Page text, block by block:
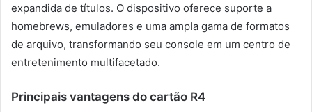
expandida de títulos. O dispositivo oferece suporte a
homebrews, emuladores e uma ampla gama de formatos
de arquivo, transformando seu console em um centro de
entretenimento multifacetado.
Principais vantagens do cartão R4